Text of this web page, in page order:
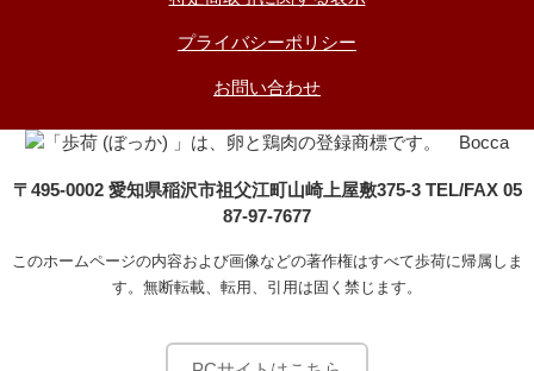
プライバシーポリシー
お問い合わせ
〒495-0002 愛知県稲沢市祖父江町山崎上屋敷375-3 TEL/FAX 05
87-97-7677
このホームページの内容および画像などの著作権はすべて歩荷に帰属しま
す。無断転載、転用、引用は固く禁じます。